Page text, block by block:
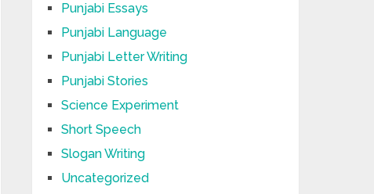
Punjabi Essays
Punjabi Language
Punjabi Letter Writing
Punjabi Stories
Science Experiment
Short Speech
Slogan Writing
Uncategorized